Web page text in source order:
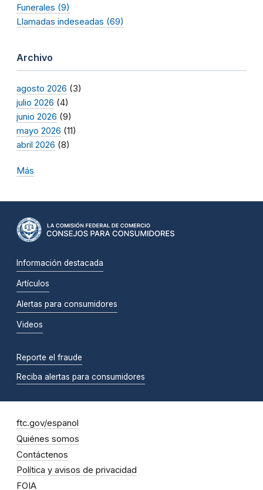
Funerales (9)
Llamadas indeseadas (69)
Archivo
agosto 2026 (3)
julio 2026 (4)
junio 2026 (9)
mayo 2026 (11)
abril 2026 (8)
Más
Información destacada
Artículos
Alertas para consumidores
Videos
Reporte el fraude
Reciba alertas para consumidores
ftc.gov/espanol
Quiénes somos
Contáctenos
Política y avisos de privacidad
FOIA